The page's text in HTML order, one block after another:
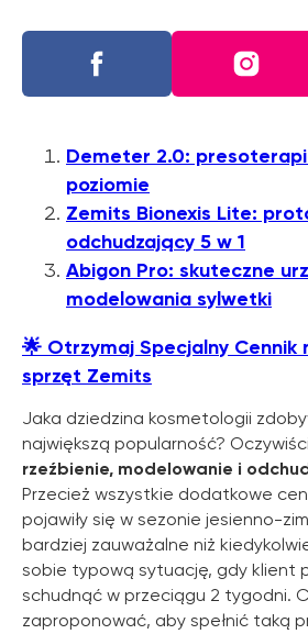
Demeter 2.0:
poziomie
Zemits Bionexis Lite:
odchudzający 5 w 1
Abigon Pro: skuteczne
modelowania sylwetki
🌟 Otrzymaj Specjalny Cennik
sprzęt Zemits
Jaka dziedzina kosmetologii
największą popularność?
rzeźbienie, modelowanie i
Przecież wszystkie dodatkowe
pojawiły się w sezonie jesienno-
bardziej zauważalne niż
sobie typową sytuację, gdy klient
schudnąć w przeciągu 2 tygodni.
zaproponować, aby spełnić taką
Dowiedz się o
OFERTACH
ZEMITS